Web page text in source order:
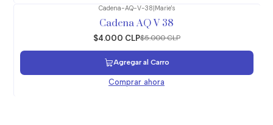
Cadena-AQ-V-38|Marie's
Cadena AQ V 38
$4.000 CLP$5.000 CLP
Agregar al Carro
Comprar ahora